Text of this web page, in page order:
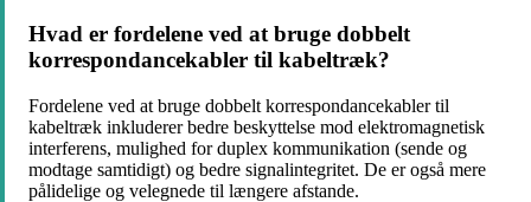
Hvad er fordelene ved at bruge dobbelt
korrespondancekabler til kabeltræk?
Fordelene ved at bruge dobbelt korrespondancekabler til
kabeltræk inkluderer bedre beskyttelse mod elektromagnetisk
interferens, mulighed for duplex kommunikation (sende og
modtage samtidigt) og bedre signalintegritet. De er også mere
pålidelige og velegnede til længere afstande.